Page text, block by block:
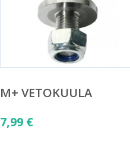
M+ VETOKUULA
7,99 €